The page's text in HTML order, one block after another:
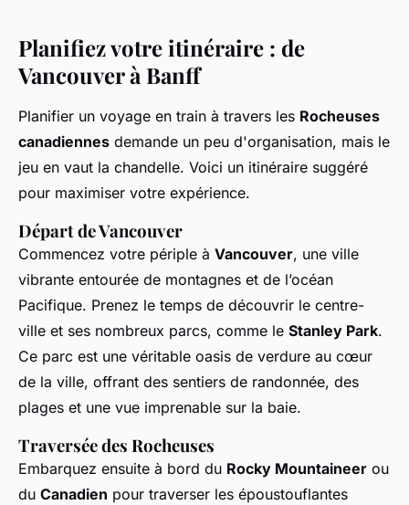
Planifiez votre itinéraire : de
Vancouver à Banff
Planifier un voyage en train à travers les Rocheuses
canadiennes demande un peu d'organisation, mais le
jeu en vaut la chandelle. Voici un itinéraire suggéré
pour maximiser votre expérience.
Départ de Vancouver
Commencez votre périple à Vancouver, une ville
vibrante entourée de montagnes et de l’océan
Pacifique. Prenez le temps de découvrir le centre-
ville et ses nombreux parcs, comme le Stanley Park.
Ce parc est une véritable oasis de verdure au cœur
de la ville, offrant des sentiers de randonnée, des
plages et une vue imprenable sur la baie.
Traversée des Rocheuses
Embarquez ensuite à bord du Rocky Mountaineer ou
du Canadien pour traverser les époustouflantes